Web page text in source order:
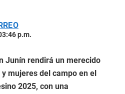
p.m.
Junín rendirá un merecido
mujeres del campo en el
2025, con una